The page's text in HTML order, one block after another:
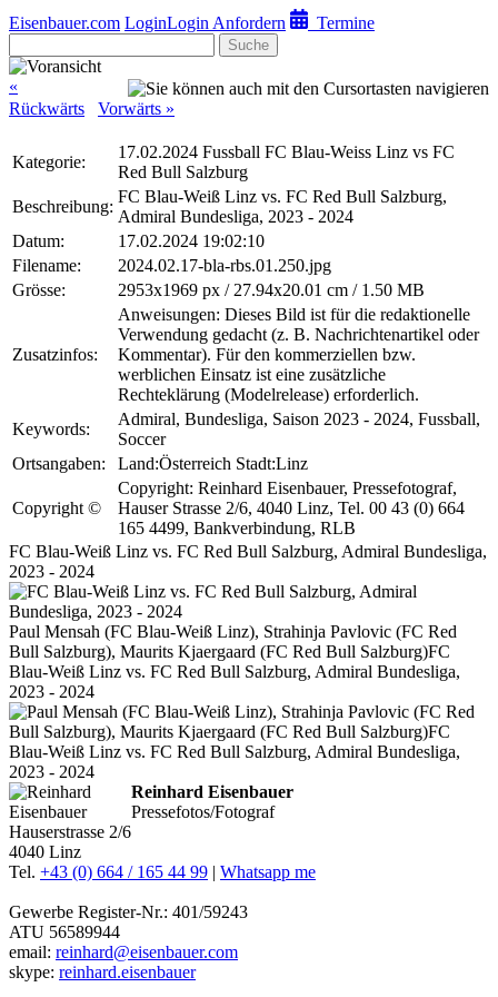
Eisenbauer.com LoginLogin Anfordern Termine
Suche
«
Rückwärts
Vorwärts »
Kategorie:
17.02.2024 Fussball FC Blau-Weiss Linz vs FC
Red Bull Salzburg
Beschreibung:
FC Blau-Weiß Linz vs. FC Red Bull Salzburg,
Admiral Bundesliga, 2023 - 2024
Datum:
17.02.2024 19:02:10
Filename:
2024.02.17-bla-rbs.01.250.jpg
Grösse:
2953x1969 px / 27.94x20.01 cm / 1.50 MB
Zusatzinfos:
Anweisungen: Dieses Bild ist für die redaktionelle
Verwendung gedacht (z. B. Nachrichtenartikel oder
Kommentar). Für den kommerziellen bzw.
werblichen Einsatz ist eine zusätzliche
Rechteklärung (Modelrelease) erforderlich.
Keywords:
Admiral, Bundesliga, Saison 2023 - 2024, Fussball,
Soccer
Ortsangaben:
Land:Österreich Stadt:Linz
Copyright ©
Copyright: Reinhard Eisenbauer, Pressefotograf,
Hauser Strasse 2/6, 4040 Linz, Tel. 00 43 (0) 664
165 4499, Bankverbindung, RLB
FC Blau-Weiß Linz vs. FC Red Bull Salzburg, Admiral Bundesliga,
2023 - 2024
Paul Mensah (FC Blau-Weiß Linz), Strahinja Pavlovic (FC Red
Bull Salzburg), Maurits Kjaergaard (FC Red Bull Salzburg)FC
Blau-Weiß Linz vs. FC Red Bull Salzburg, Admiral Bundesliga,
2023 - 2024
Reinhard Eisenbauer
Pressefotos/Fotograf
Hauserstrasse 2/6
4040 Linz
Tel. +43 (0) 664 / 165 44 99 | Whatsapp me
Gewerbe Register-Nr.: 401/59243
ATU 56589944
email: reinhard@eisenbauer.com
skype: reinhard.eisenbauer